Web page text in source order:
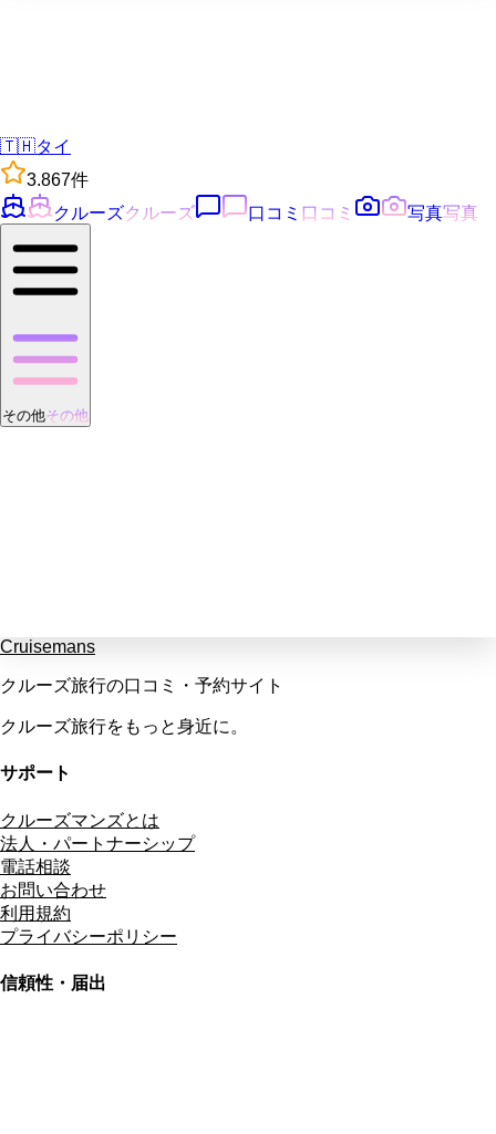
🇹🇭タイ
3.867件
クルーズクルーズ 口コミ 口コミ 写真写真
その他その他
Cruisemans
クルーズ旅行の口コミ・予約サイト
クルーズ旅行をもっと身近に。
サポート
クルーズマンズとは
法人・パートナーシップ
電話相談
お問い合わせ
利用規約
プライバシーポリシー
信頼性・届出